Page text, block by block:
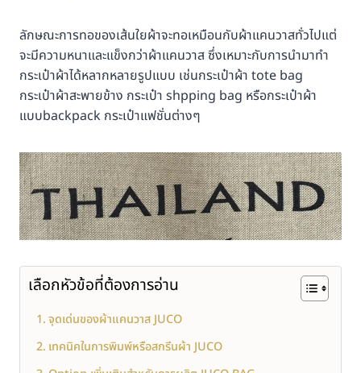
ลักษณะการทอของเส้นใยผ้าจะทอเหมือนกับผ้าแคนวาสทั่วไปแต่
จะมีความหนาและแข็งกว่าผ้าแคนวาส ซึ่งเหมาะกับการนำมาทำ
กระเป๋าผ้าได้หลากหลายรูปแบบ เช่นกระเป๋าผ้า tote bag
กระเป๋าผ้าสะพายข้าง กระเป๋า shpping bag หรือกระเป๋าผ้า
แบบbackpack กระเป๋าแฟชั่นต่างๆ
เลือกหัวข้อที่ต้องการอ่าน
จุดเด่นของผ้าแคนวาส JUCO
เทคนิคในการพิมพ์หรือสกรีนผ้า JUCO